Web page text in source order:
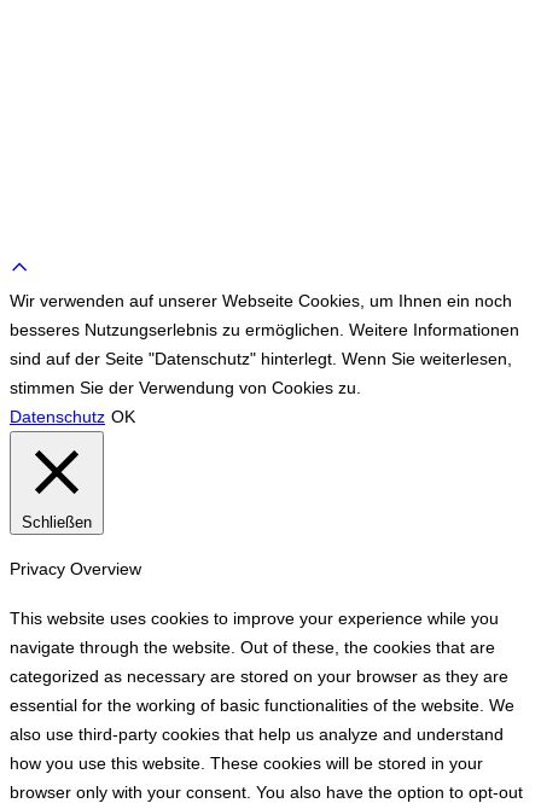
to
top
Wir verwenden auf unserer Webseite Cookies, um Ihnen ein noch
besseres Nutzungserlebnis zu ermöglichen. Weitere Informationen
sind auf der Seite "Datenschutz" hinterlegt. Wenn Sie weiterlesen,
stimmen Sie der Verwendung von Cookies zu.
Datenschutz OK
Schließen
Privacy Overview
This website uses cookies to improve your experience while you
navigate through the website. Out of these, the cookies that are
categorized as necessary are stored on your browser as they are
essential for the working of basic functionalities of the website. We
also use third-party cookies that help us analyze and understand
how you use this website. These cookies will be stored in your
browser only with your consent. You also have the option to opt-out